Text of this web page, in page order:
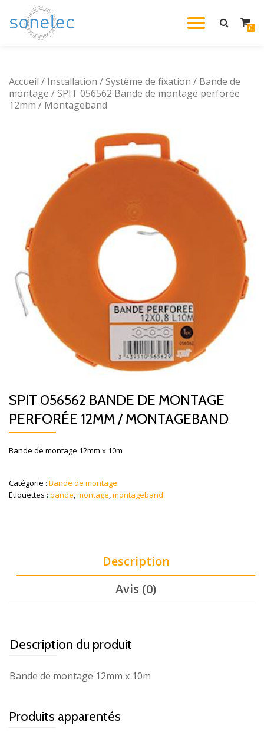
Aller
0
Accueil / Installation /Système de fixation / Bande de
montage / SPIT 056562 Bande de montage perforée
12mm / Montageband
SPIT 056562 BANDE DE MONTAGE
PERFORÉE 12MM / MONTAGEBAND
Bande de montage 12mm x 10m
Catégorie : Bande de montage
Étiquettes : bande,montage,montageband
Description
Avis (0)
Description du produit
Bande de montage 12mm x 10m
Produits apparentés